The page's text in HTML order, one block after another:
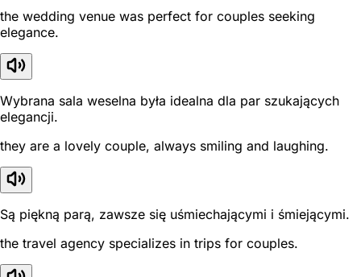
the wedding venue was perfect for couples seeking
elegance.
Wybrana sala weselna była idealna dla par szukających
elegancji.
they are a lovely couple, always smiling and laughing.
Są piękną parą, zawsze się uśmiechającymi i śmiejącymi.
the travel agency specializes in trips for couples.